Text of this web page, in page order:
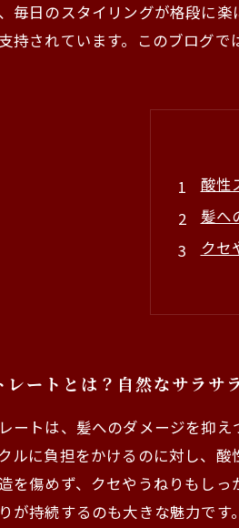
毎日のスタイリングが格段に
持されています。このブログ
酸性
髪へ
クセ
繰
酸性
酸性
レートとは？自然なサラサ
ートは、髪へのダメージを抑
ルに負担をかけるのに対し、
を傷めず、クセやうねりもし
が持続するのも大きな魅力で